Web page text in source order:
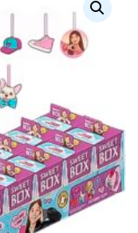
ы
в
и
г
а